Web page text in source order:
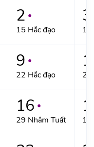
2 ●
15 Hắc đạo
3
16
9 ●
22 Hắc đạo 23
16 ●
29 Nhâm Tuất 1/